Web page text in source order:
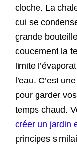
cloche. La
qui se
grande
doucement la
limite
l’eau. C’est
pour garder
temps chaud.
créer un jardin
principes